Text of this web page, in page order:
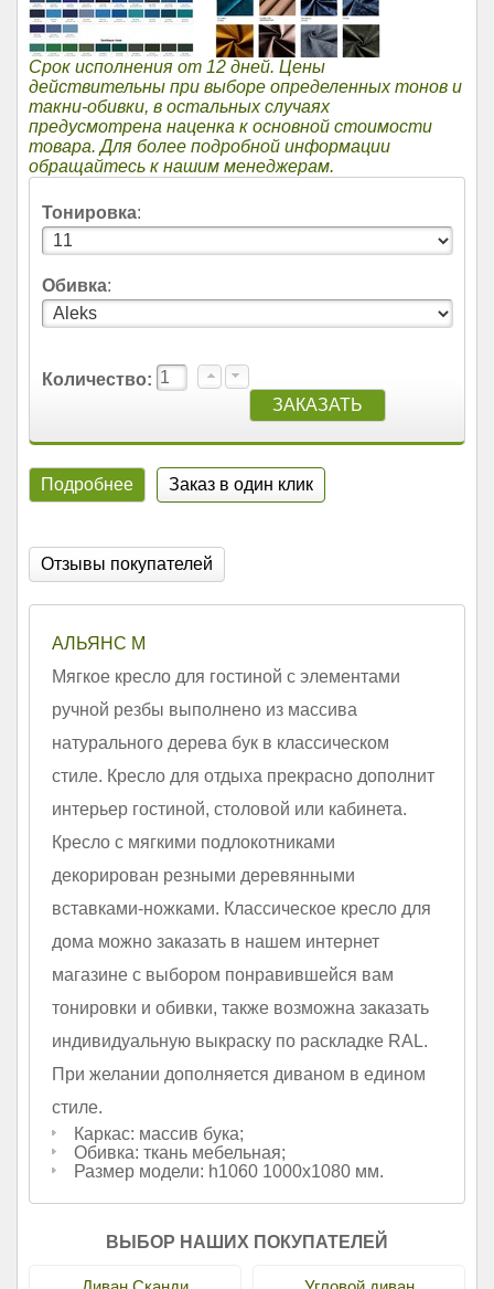
Срок исполнения от 12 дней. Цены
действительны при выборе определенных тонов и
такни-обивки, в остальных случаях
предусмотрена наценка к основной стоимости
товара. Для более подробной информации
обращайтесь к нашим менеджерам.
Тонировка:
Обивка:
Количество:
Подробнее Заказ в один клик
Отзывы покупателей
АЛЬЯНС М
Мягкое кресло для гостиной с элементами
ручной резбы выполнено из массива
натурального дерева бук в классическом
стиле. Кресло для отдыха прекрасно дополнит
интерьер гостиной, столовой или кабинета.
Кресло с мягкими подлокотниками
декорирован резными деревянными
вставками-ножками. Классическое кресло для
дома можно заказать в нашем интернет
магазине с выбором понравившейся вам
тонировки и обивки, также возможна заказать
индивидуальную выкраску по раскладке RAL.
При желании дополняется диваном в едином
стиле.
Каркас: массив бука;
Обивка: ткань мебельная;
Размер модели: h1060 1000х1080 мм.
ВЫБОР НАШИХ ПОКУПАТЕЛЕЙ